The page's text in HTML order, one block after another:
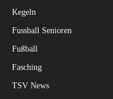
Kegeln
Fussball Senioren
Fußball
Fasching
TSV News